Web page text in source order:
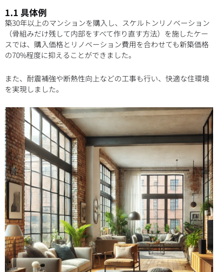
1.1 具体例
築30年以上のマンションを購入し、スケルトンリノベーション
（骨組みだけ残して内部をすべて作り直す方法）を施したケー
スでは、購入価格とリノベーション費用を合わせても新築価格
の70%程度に抑えることができました。
また、耐震補強や断熱性向上などの工事も行い、快適な住環境
を実現しました。